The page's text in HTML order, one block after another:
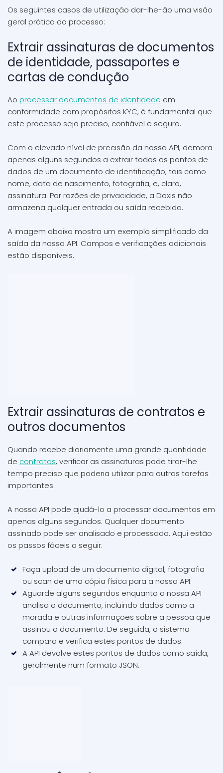
Os seguintes casos de utilização dar-lhe-ão uma visão
geral prática do processo:
Extrair assinaturas de documentos
de identidade, passaportes e
cartas de condução
Ao processar documentos de identidade em
conformidade com propósitos KYC, é fundamental que
este processo seja preciso, confiável e seguro.
Com o elevado nível de precisão da nossa API, demora
apenas alguns segundos a extrair todos os pontos de
dados de um documento de identificação, tais como
nome, data de nascimento, fotografia, e, claro,
assinatura. Por razões de privacidade, a Doxis não
armazena qualquer entrada ou saída recebida.
A imagem abaixo mostra um exemplo simplificado da
saída da nossa API. Campos e verificações adicionais
estão disponíveis.
Extrair assinaturas de contratos e
outros documentos
Quando recebe diariamente uma grande quantidade
de contratos, verificar as assinaturas pode tirar-lhe
tempo preciso que poderia utilizar para outras tarefas
importantes.
A nossa API pode ajudá-lo a processar documentos em
apenas alguns segundos. Qualquer documento
assinado pode ser analisado e processado. Aqui estão
os passos fáceis a seguir:
Faça upload de um documento digital, fotografia
ou scan de uma cópia física para a nossa API.
Aguarde alguns segundos enquanto a nossa API
analisa o documento, incluindo dados como a
morada e outras informações sobre a pessoa que
assinou o documento. De seguida, o sistema
compara e verifica estes pontos de dados.
A API devolve estes pontos de dados como saída,
geralmente num formato JSON.